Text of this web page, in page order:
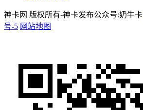
神卡网 版权所有-神卡发布公众号:奶牛卡
号-5 网站地图